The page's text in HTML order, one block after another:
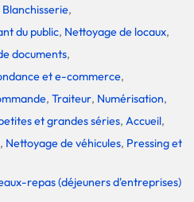
Blanchisserie,
du public, Nettoyage de locaux,
documents,
et e-commerce,
, Traiteur, Numérisation,
et grandes séries, Accueil,
, Nettoyage de véhicules, Pressing et
repas (déjeuners d'entreprises)